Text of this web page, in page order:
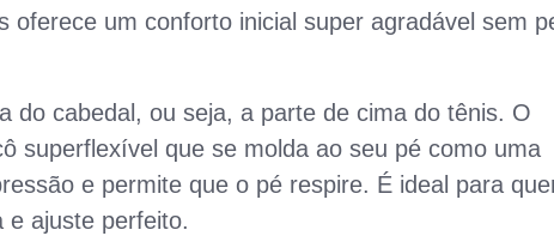
oferece um conforto inicial super agradável sem
do cabedal, ou seja, a parte de cima do tênis. O
superflexível que se molda ao seu pé como uma
e permite que o pé respire. É ideal para
ajuste perfeito.